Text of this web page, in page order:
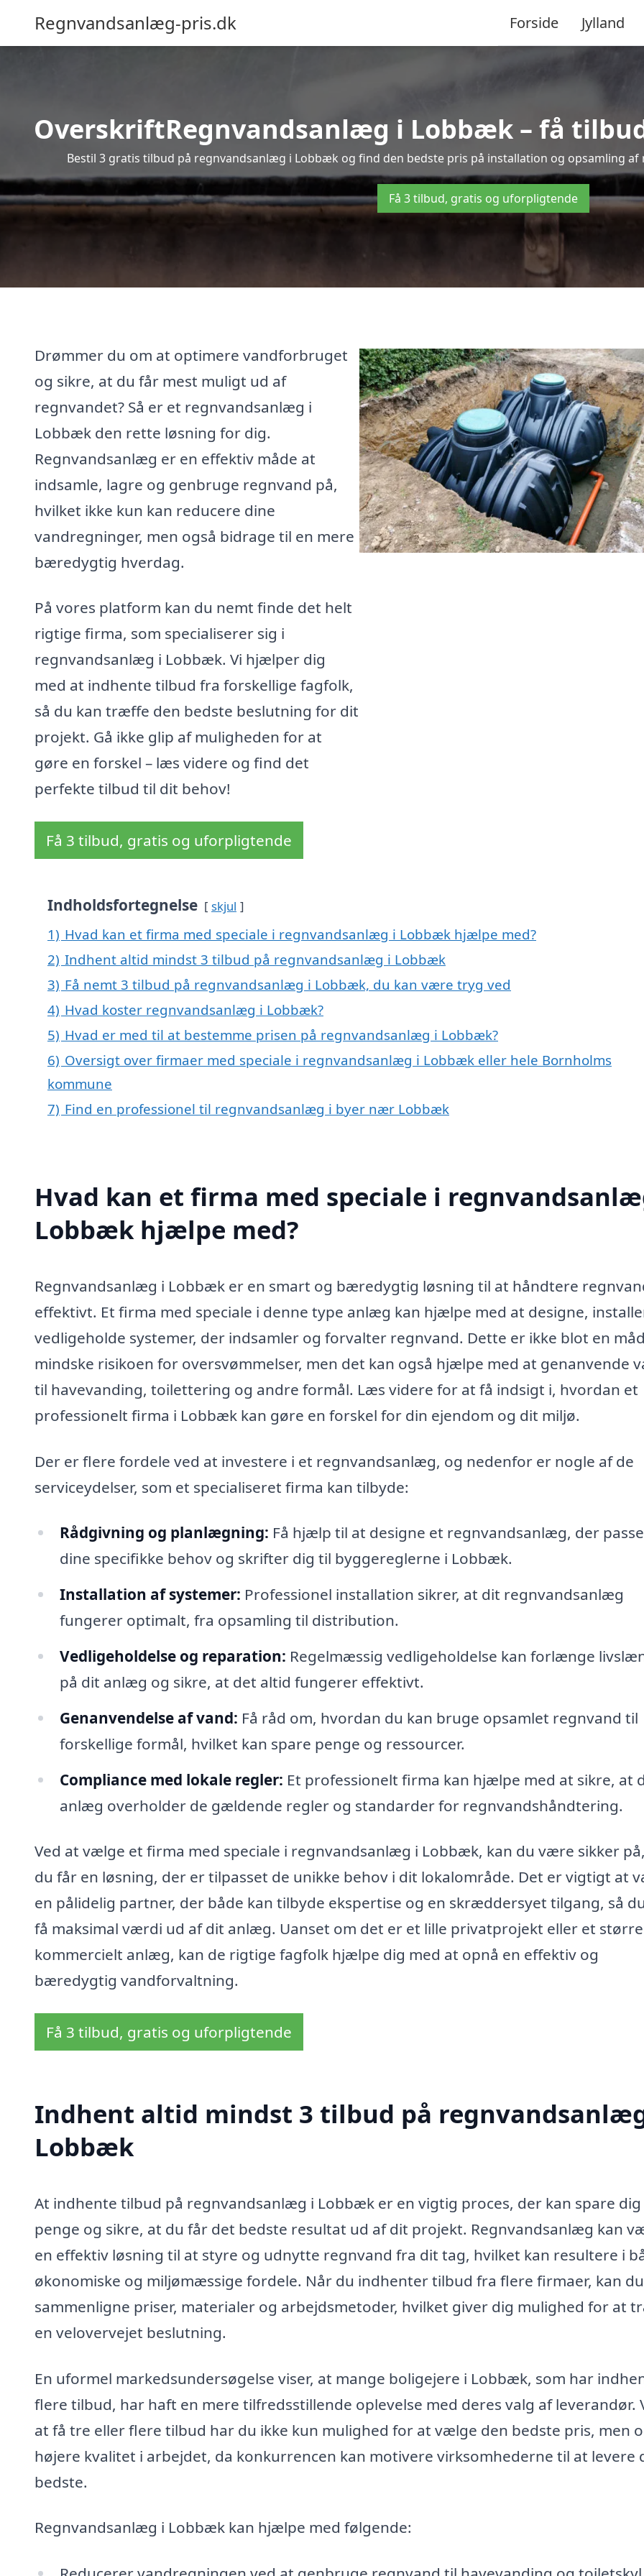
Regnvandsanlæg-pris.dk Forside Jylland
OverskriftRegnvandsanlæg i Lobbæk – få
Bestil 3 gratis tilbud på regnvandsanlæg i Lobbæk og find den bedste pris på installation og opsamling
Få 3 tilbud, gratis og uforpligtende
Drømmer du om at optimere vandforbruget
og sikre, at du får mest muligt ud af
regnvandet? Så er et regnvandsanlæg i
Lobbæk den rette løsning for dig.
Regnvandsanlæg er en effektiv måde at
indsamle, lagre og genbruge regnvand på,
hvilket ikke kun kan reducere dine
vandregninger, men også bidrage til en mere
bæredygtig hverdag.
På vores platform kan du nemt finde det helt
rigtige firma, som specialiserer sig i
regnvandsanlæg i Lobbæk. Vi hjælper dig
med at indhente tilbud fra forskellige fagfolk,
så du kan træffe den bedste beslutning for dit
projekt. Gå ikke glip af muligheden for at
gøre en forskel – læs videre og find det
perfekte tilbud til dit behov!
Få 3 tilbud, gratis og uforpligtende
Indholdsfortegnelse skjul
1) Hvad kan et firma med speciale i regnvandsanlæg i Lobbæk hjælpe med?
2) Indhent altid mindst 3 tilbud på regnvandsanlæg i Lobbæk
3) Få nemt 3 tilbud på regnvandsanlæg i Lobbæk, du kan være tryg ved
4) Hvad koster regnvandsanlæg i Lobbæk?
5) Hvad er med til at bestemme prisen på regnvandsanlæg i Lobbæk?
6) Oversigt over firmaer med speciale i regnvandsanlæg i Lobbæk eller hele Bornholms
kommune
7) Find en professionel til regnvandsanlæg i byer nær Lobbæk
Hvad kan et firma med speciale i
Lobbæk hjælpe med?
Regnvandsanlæg i Lobbæk er en smart og bæredygtig løsning til at håndtere
effektivt. Et firma med speciale i denne type anlæg kan hjælpe med at designe,
vedligeholde systemer, der indsamler og forvalter regnvand. Dette er ikke blot en
mindske risikoen for oversvømmelser, men det kan også hjælpe med at genanvende
til havevanding, toilettering og andre formål. Læs videre for at få indsigt i, hvordan et
professionelt firma i Lobbæk kan gøre en forskel for din ejendom og dit miljø.
Der er flere fordele ved at investere i et regnvandsanlæg, og nedenfor er nogle af de
serviceydelser, som et specialiseret firma kan tilbyde:
Rådgivning og planlægning: Få hjælp til at designe et regnvandsanlæg, der
dine specifikke behov og skrifter dig til byggereglerne i Lobbæk.
Installation af systemer: Professionel installation sikrer, at dit regnvandsanlæg
fungerer optimalt, fra opsamling til distribution.
Vedligeholdelse og reparation: Regelmæssig vedligeholdelse kan forlænge
på dit anlæg og sikre, at det altid fungerer effektivt.
Genanvendelse af vand: Få råd om, hvordan du kan bruge opsamlet regnvand til
forskellige formål, hvilket kan spare penge og ressourcer.
Compliance med lokale regler: Et professionelt firma kan hjælpe med at sikre, at
anlæg overholder de gældende regler og standarder for regnvandshåndtering.
Ved at vælge et firma med speciale i regnvandsanlæg i Lobbæk, kan du være sikker
du får en løsning, der er tilpasset de unikke behov i dit lokalområde. Det er vigtigt at
en pålidelig partner, der både kan tilbyde ekspertise og en skræddersyet tilgang, så
få maksimal værdi ud af dit anlæg. Uanset om det er et lille privatprojekt eller et større
kommercielt anlæg, kan de rigtige fagfolk hjælpe dig med at opnå en effektiv og
bæredygtig vandforvaltning.
Få 3 tilbud, gratis og uforpligtende
Indhent altid mindst 3 tilbud på
Lobbæk
At indhente tilbud på regnvandsanlæg i Lobbæk er en vigtig proces, der kan spare
penge og sikre, at du får det bedste resultat ud af dit projekt. Regnvandsanlæg kan
en effektiv løsning til at styre og udnytte regnvand fra dit tag, hvilket kan resultere i
økonomiske og miljømæssige fordele. Når du indhenter tilbud fra flere firmaer, kan du
sammenligne priser, materialer og arbejdsmetoder, hvilket giver dig mulighed for at
en velovervejet beslutning.
En uformel markedsundersøgelse viser, at mange bolig­ejere i Lobbæk, som har
flere tilbud, har haft en mere tilfredsstillende oplevelse med deres valg af leverandør.
at få tre eller flere tilbud har du ikke kun mulighed for at vælge den bedste pris, men
højere kvalitet i arbejdet, da konkurrencen kan motivere virksomhederne til at levere
bedste.
Regnvandsanlæg i Lobbæk kan hjælpe med følgende: